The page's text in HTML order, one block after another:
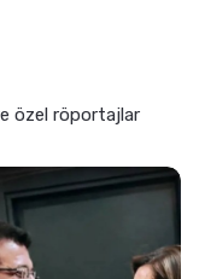
özel röportajlar